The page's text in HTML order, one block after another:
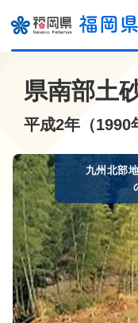
県南部土
平成2年（1990
九州北部